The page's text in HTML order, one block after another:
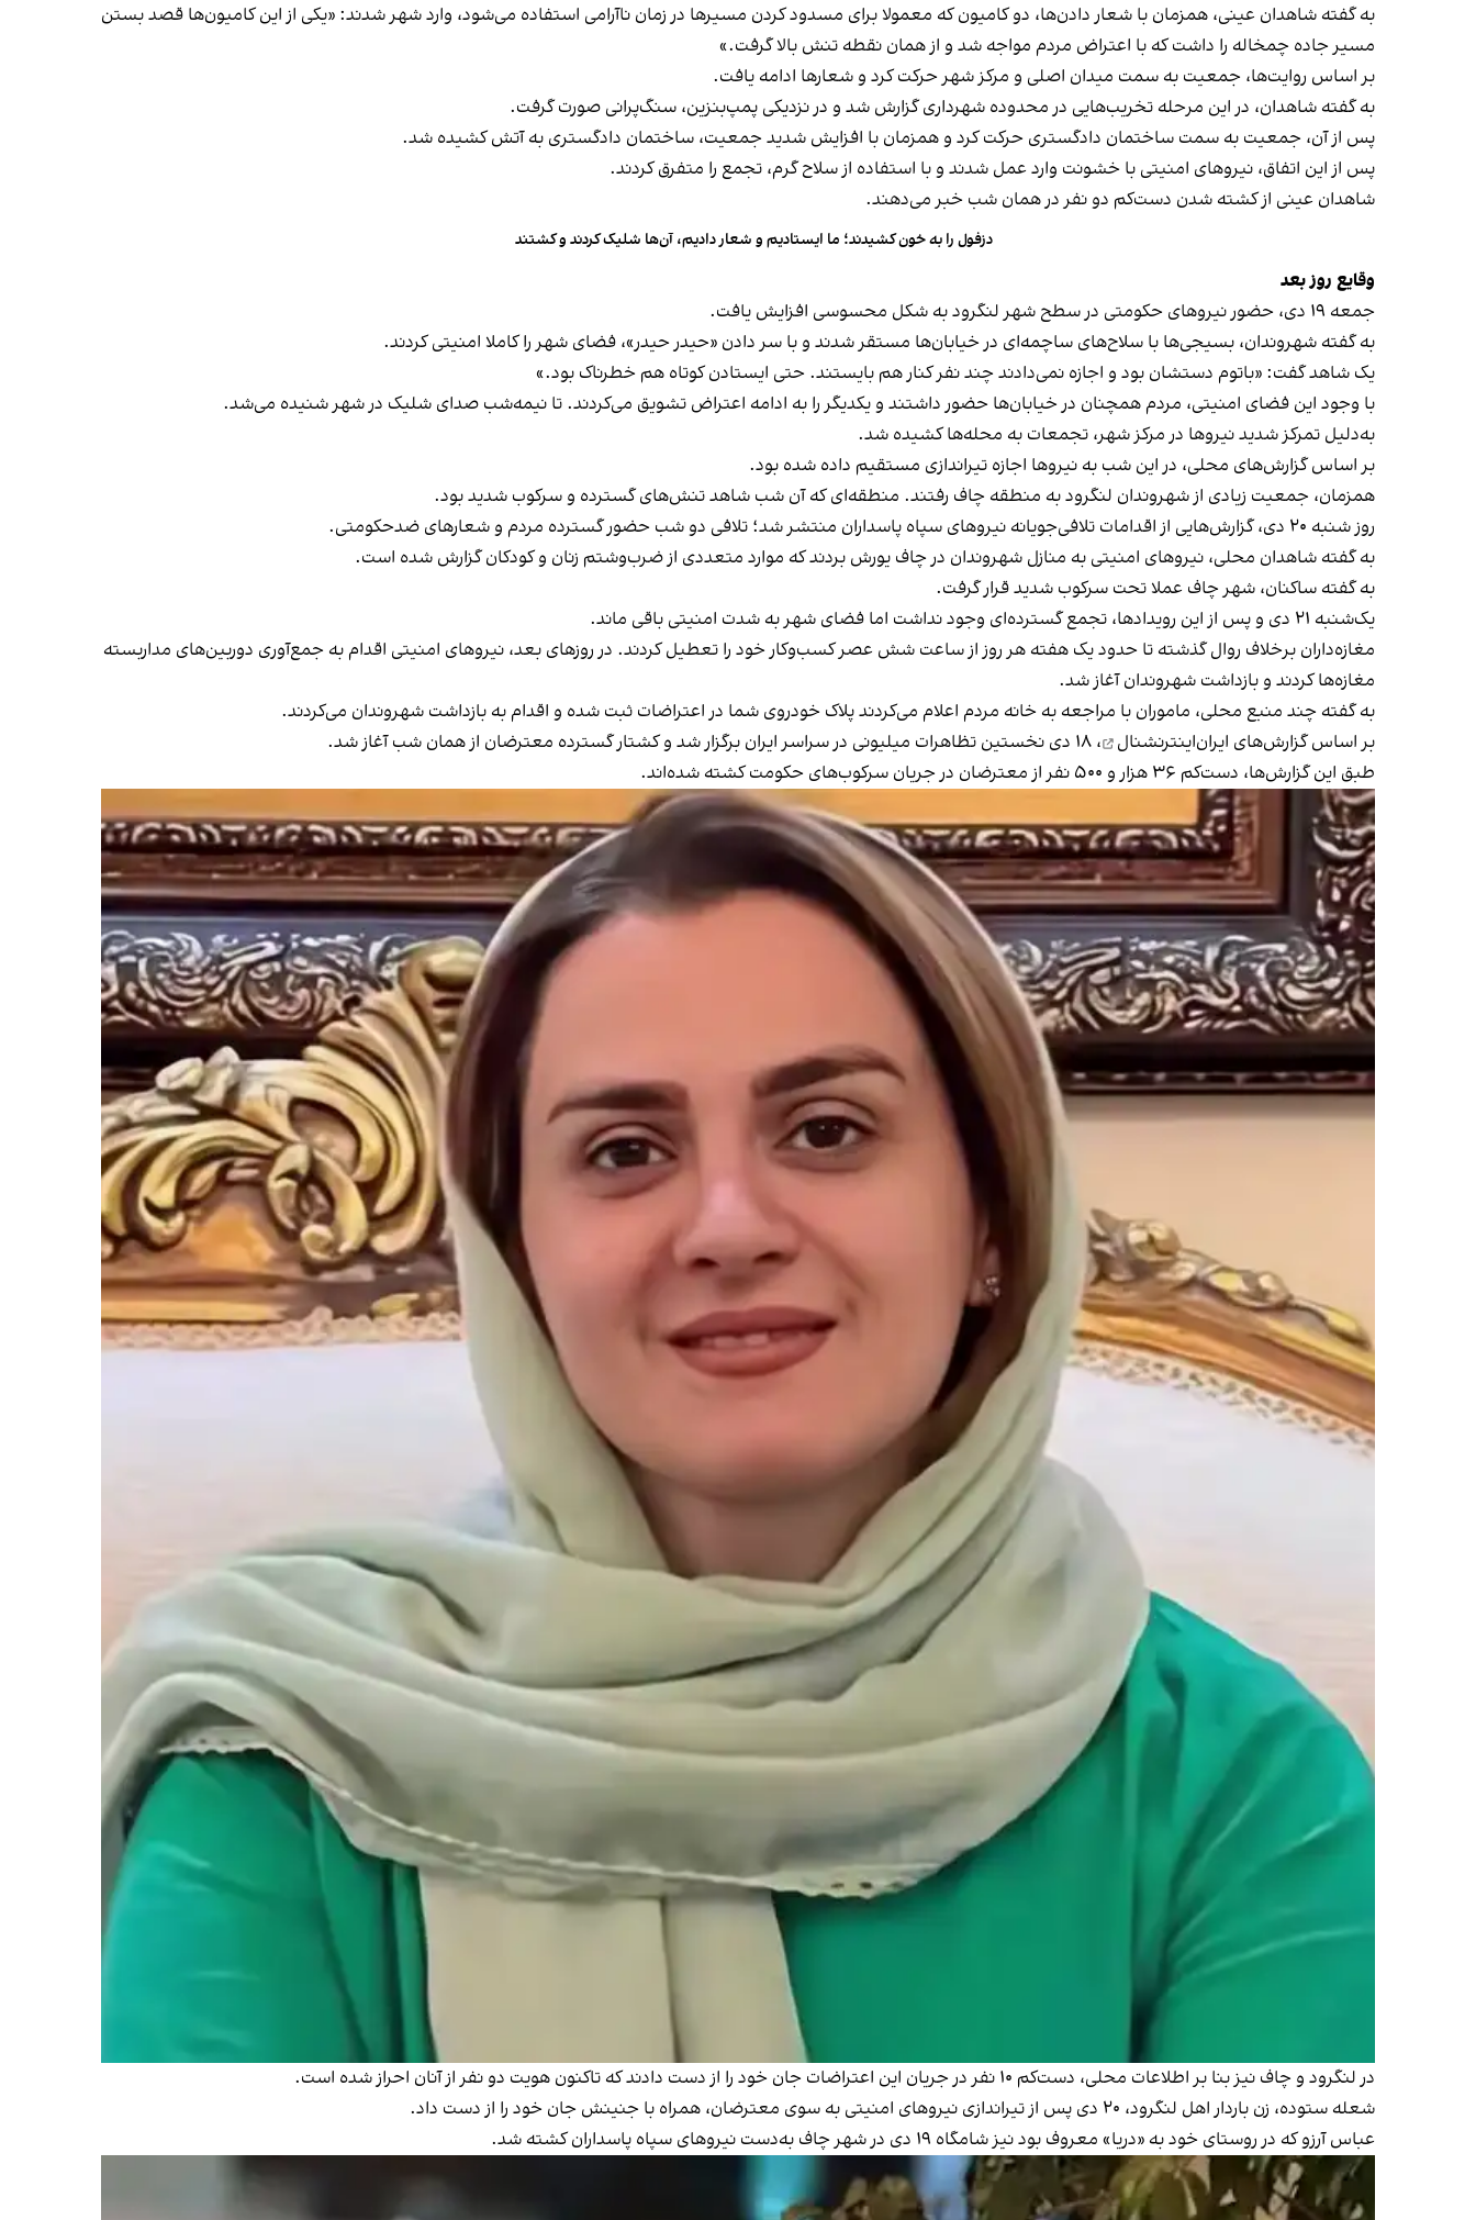
به گفته شاهدان عینی، همزمان با شعار دادن‌ها، دو کامیون که معمولا برای مسدود کردن مسیرها در زمان ناآرامی استفاده می‌شود، وارد شهر شدند: «یکی از این کامیون‌ها قصد بستن
مسیر جاده چمخاله را داشت که با اعتراض مردم مواجه شد و از همان نقطه تنش بالا گرفت.»
بر اساس روایت‌ها، جمعیت به سمت میدان اصلی و مرکز شهر حرکت کرد و شعارها ادامه یافت.
به گفته شاهدان، در این مرحله تخریب‌هایی در محدوده شهرداری گزارش شد و در نزدیکی پمپ‌بنزین، سنگ‌پرانی صورت گرفت.
پس از آن، جمعیت به سمت ساختمان دادگستری حرکت کرد و همزمان با افزایش شدید جمعیت، ساختمان دادگستری به آتش کشیده شد.
پس از این اتفاق، نیروهای امنیتی با خشونت وارد عمل شدند و با استفاده از سلاح گرم، تجمع را متفرق کردند.
شاهدان عینی از کشته شدن دست‌کم دو نفر در همان شب خبر می‌دهند.
دزفول را به خون کشیدند؛ ما ایستادیم و شعار دادیم، آن‌ها شلیک کردند و کشتند
وقایع روز بعد
جمعه ۱۹ دی، حضور نیروهای حکومتی در سطح شهر لنگرود به شکل محسوسی افزایش یافت.
به گفته شهروندان، بسیجی‌ها با سلاح‌های ساچمه‌ای در خیابان‌ها مستقر شدند و با سر دادن «حیدر حیدر»، فضای شهر را کاملا امنیتی کردند.
یک شاهد گفت: «باتوم دستشان بود و اجازه نمی‌دادند چند نفر کنار هم بایستند. حتی ایستادن کوتاه هم خطرناک بود.»
با وجود این فضای امنیتی، مردم همچنان در خیابان‌ها حضور داشتند و یکدیگر را به ادامه اعتراض تشویق می‌کردند. تا نیمه‌شب صدای شلیک در شهر شنیده می‌شد.
به‌دلیل تمرکز شدید نیروها در مرکز شهر، تجمعات به محله‌ها کشیده شد.
بر اساس گزارش‌های محلی، در این شب به نیروها اجازه تیراندازی مستقیم داده شده بود.
همزمان، جمعیت زیادی از شهروندان لنگرود به منطقه چاف رفتند. منطقه‌ای که آن شب شاهد تنش‌های گسترده و سرکوب شدید بود.
روز شنبه ۲۰ دی، گزارش‌هایی از اقدامات تلافی‌جویانه نیروهای سپاه پاسداران منتشر شد؛ تلافی دو شب حضور گسترده مردم و شعارهای ضدحکومتی.
به گفته شاهدان محلی، نیروهای امنیتی به منازل شهروندان در چاف یورش بردند که موارد متعددی از ضرب‌وشتم زنان و کودکان گزارش شده است.
به گفته ساکنان، شهر چاف عملا تحت سرکوب شدید قرار گرفت.
یک‌شنبه ۲۱ دی و پس از این رویدادها، تجمع گسترده‌ای وجود نداشت اما فضای شهر به شدت امنیتی باقی ماند.
مغازه‌داران بر‌خلاف روال گذشته تا حدود یک هفته هر روز از ساعت شش عصر کسب‌وکار خود را تعطیل کردند. در روزهای بعد، نیروهای امنیتی اقدام به جمع‌آوری دوربین‌های مداربسته
مغازه‌ها کردند و بازداشت شهروندان آغاز شد.
به گفته چند منبع محلی، ماموران با مراجعه به خانه مردم اعلام می‌کردند پلاک خودروی شما در اعتراضات ثبت شده و اقدام به بازداشت شهروندان می‌کردند.
بر اساسگزارش‌های ایران‌اینترنشنال
، ۱۸ دی نخستین تظاهرات میلیونی در سراسر ایران برگزار شد و کشتار گسترده معترضان از همان شب آغاز شد.
طبق این گزارش‌ها، دست‌کم ۳۶ هزار و ۵۰۰ نفر از معترضان در جریان سرکوب‌های حکومت کشته شده‌اند.
در لنگرود و چاف نیز بنا بر اطلاعات محلی، دست‌کم ۱۰ نفر در جریان این اعتراضات جان خود را از دست دادند که تاکنون هویت دو نفر از آنان احراز شده است.
شعله ستوده، زن باردار اهل لنگرود، ۲۰ دی پس از تیراندازی نیروهای امنیتی به سوی معترضان، همراه با جنینش جان خود را از دست داد.
عباس آرزو که در روستای خود به «دریا» معروف بود نیز شامگاه ۱۹ دی در شهر چاف به‌دست نیروهای سپاه پاسداران کشته شد.